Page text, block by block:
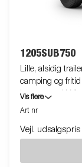
1205SUB750
Lille, alsidig
camping og fritid
leveres med V-
til din
Vis flere
Art nr
Vejl. udsalgspris